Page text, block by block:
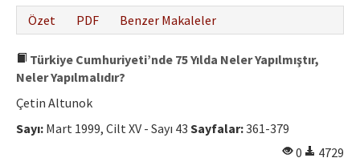
Özet
PDF Benzer Makaleler
Türkiye Cumhuriyeti’nde 75 Yılda Neler Yapılmıştır,
Neler Yapılmalıdır?
Çetin Altunok
Sayı: Mart 1999, Cilt XV - Sayı 43 Sayfalar:361-379
0
4729